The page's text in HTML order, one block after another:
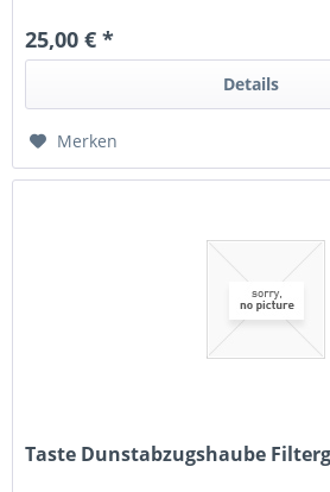
25,00 € *
Details
Merken
Taste Dunstabzugshaube